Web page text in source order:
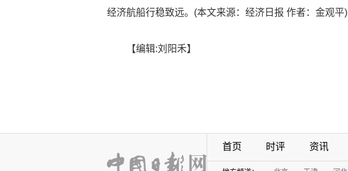
经济航船行稳致远。(本文来源：经济日报 作者：金观平)
【编辑:刘阳禾】
首页 时评 资讯